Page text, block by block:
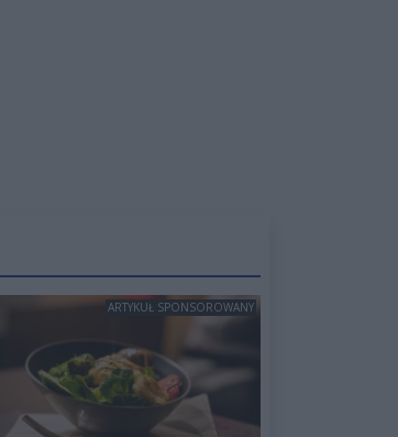
ARTYKUŁ SPONSOROWANY